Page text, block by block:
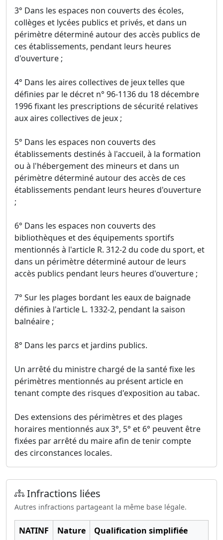
3° Dans les espaces non couverts des écoles,
collèges et lycées publics et privés, et dans un
périmètre déterminé autour des accès publics de
ces établissements, pendant leurs heures
d'ouverture ;
4° Dans les aires collectives de jeux telles que
définies par le décret n° 96-1136 du 18 décembre
1996 fixant les prescriptions de sécurité relatives
aux aires collectives de jeux ;
5° Dans les espaces non couverts des
établissements destinés à l'accueil, à la formation
ou à l'hébergement des mineurs et dans un
périmètre déterminé autour des accès de ces
établissements pendant leurs heures d'ouverture
;
6° Dans les espaces non couverts des
bibliothèques et des équipements sportifs
mentionnés à l'article R. 312-2 du code du sport, et
dans un périmètre déterminé autour de leurs
accès publics pendant leurs heures d'ouverture ;
7° Sur les plages bordant les eaux de baignade
définies à l'article L. 1332-2, pendant la saison
balnéaire ;
8° Dans les parcs et jardins publics.
Un arrêté du ministre chargé de la santé fixe les
périmètres mentionnés au présent article en
tenant compte des risques d'exposition au tabac.
Des extensions des périmètres et des plages
horaires mentionnés aux 3°, 5° et 6° peuvent être
fixées par arrêté du maire afin de tenir compte
des circonstances locales.
Infractions liées
Autres infractions partageant la même base légale.
NATINF Nature Qualification simplifiée